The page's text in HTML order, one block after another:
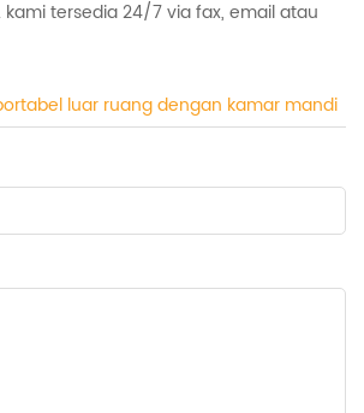
tersedia 24/7 via fax, email atau
luar ruang dengan kamar mandi